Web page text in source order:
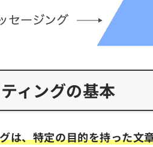
ィングの基本
は、特定の目的を持った文